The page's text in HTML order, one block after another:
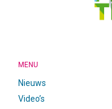
MENU
Nieuws
Video’s